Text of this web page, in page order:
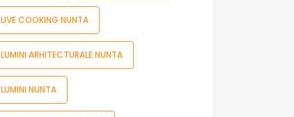
LIVE COOKING NUNTA
LUMINI ARHITECTURALE NUNTA
LUMINI NUNTA